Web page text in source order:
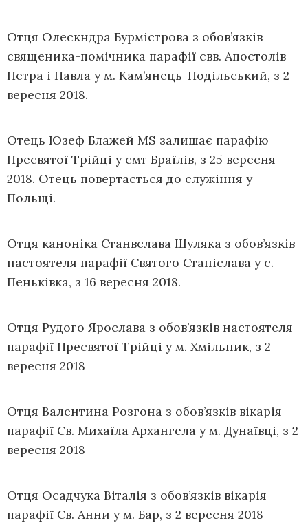
Отця Олескндра Бурмістрова з обов’язків
священика-помічника парафії свв. Апостолів
Петра і Павла у м. Кам’янець-Подільський, з 2
вересня 2018.
Отець Юзеф Блажей МS залишає парафію
Пресвятої Трійці у смт Браїлів, з 25 вересня
2018. Отець повертається до служіння у
Польщі.
Отця каноніка Станвслава Шуляка з обов’язків
настоятеля парафії Святого Станіслава у с.
Пеньківка, з 16 вересня 2018.
Отця Рудого Ярослава з обов’язків настоятеля
парафії Пресвятої Трійці у м. Хмільник, з 2
вересня 2018
Отця Валентина Розгона з обов’язків вікарія
парафії Св. Михаїла Архангела у м. Дунаївці, з 2
вересня 2018
Отця Осадчука Віталія з обов’язків вікарія
парафії Св. Анни у м. Бар, з 2 вересня 2018